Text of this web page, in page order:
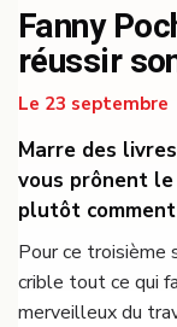
Fanny
réussir
Le 23 septembre
Marre des
vous prônent
plutôt
Pour ce troisième
crible tout ce qui
merveilleux du